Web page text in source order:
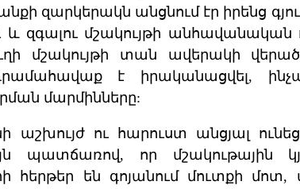
զարկերակն անցնում էր իրենց
և զգալու մշակույթի անհավանական
մշակույթի տան ավերակի
է իրականացվել,
մարմինները:
աշխույժ ու հարուստ անցյալ
պատճառով, որ մշակութային
հերթեր են գոյանում մուտքի մոտ,